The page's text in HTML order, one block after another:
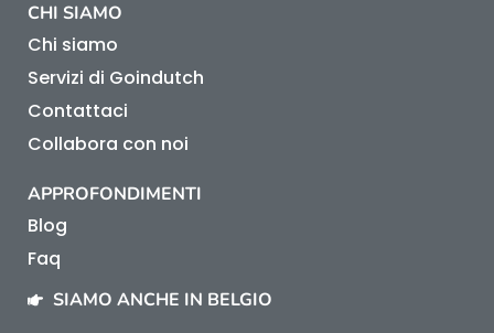
CHI SIAMO
Chi siamo
Servizi di Goindutch
Contattaci
Collabora con noi
APPROFONDIMENTI
Blog
Faq
SIAMO ANCHE IN BELGIO